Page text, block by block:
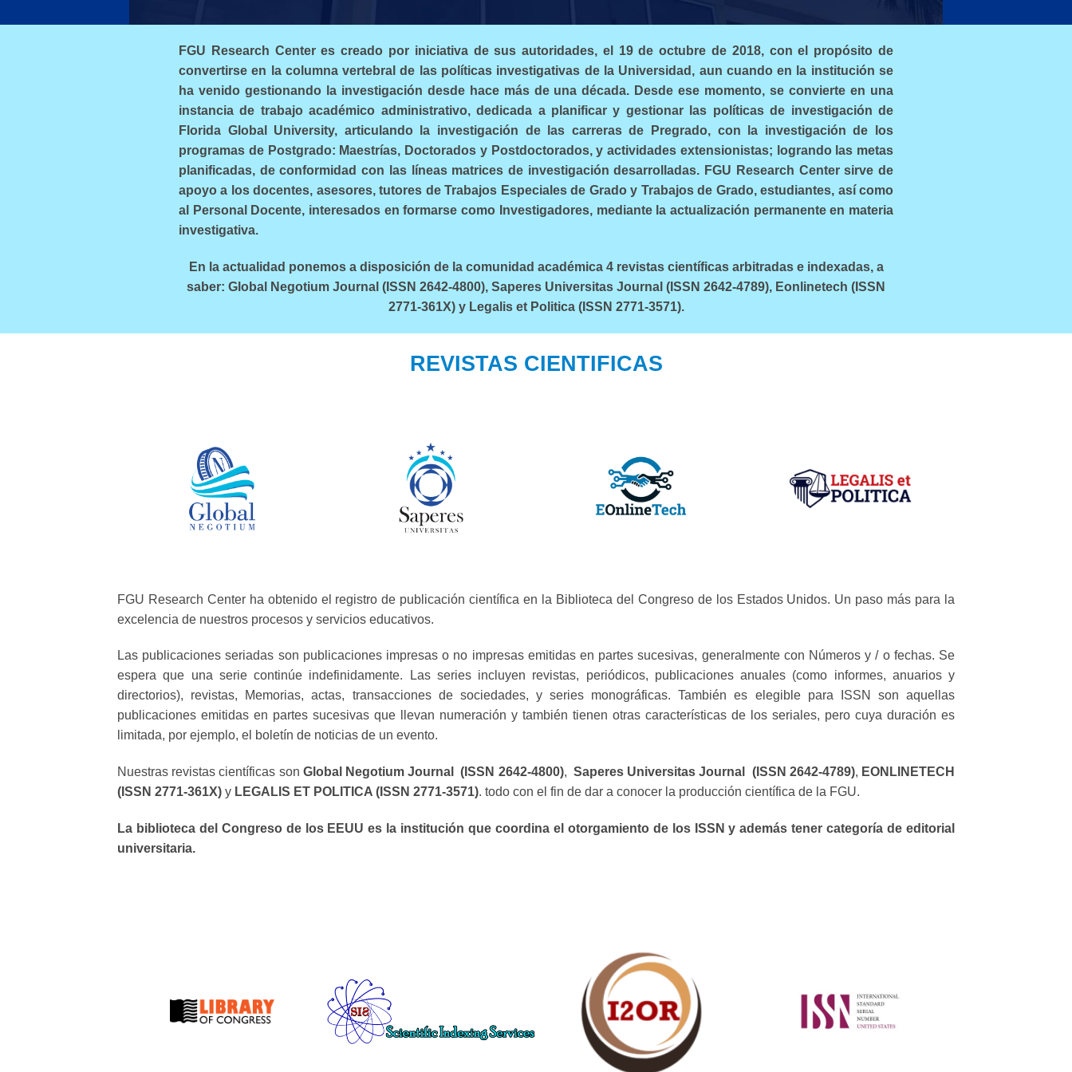
FGU Research Center es creado por iniciativa de sus autoridades, el 19 de octubre de 2018, con el propósito de
convertirse en la columna vertebral de las políticas investigativas de la Universidad, aun cuando en la institución se
ha venido gestionando la investigación desde hace más de una década. Desde ese momento, se convierte en una
instancia de trabajo académico administrativo, dedicada a planificar y gestionar las políticas de investigación de
Florida Global University, articulando la investigación de las carreras de Pregrado, con la investigación de los
programas de Postgrado: Maestrías, Doctorados y Postdoctorados, y actividades extensionistas; logrando las metas
planificadas, de conformidad con las líneas matrices de investigación desarrolladas. FGU Research Center sirve de
apoyo a los docentes, asesores, tutores de Trabajos Especiales de Grado y Trabajos de Grado, estudiantes, así como
al Personal Docente, interesados en formarse como Investigadores, mediante la actualización permanente en materia
investigativa.
En la actualidad ponemos a disposición de la comunidad académica 4 revistas científicas arbitradas e indexadas, a
saber: Global Negotium Journal (ISSN 2642-4800), Saperes Universitas Journal (ISSN 2642-4789), Eonlinetech (ISSN
2771-361X) y Legalis et Politica (ISSN 2771-3571).
REVISTAS CIENTIFICAS
FGU Research Center ha obtenido el registro de publicación científica en la Biblioteca del Congreso de los Estados Unidos. Un paso más para la
excelencia de nuestros procesos y servicios educativos.
Las publicaciones seriadas son publicaciones impresas o no impresas emitidas en partes sucesivas, generalmente con Números y / o fechas. Se
espera que una serie continúe indefinidamente. Las series incluyen revistas, periódicos, publicaciones anuales (como informes, anuarios y
directorios), revistas, Memorias, actas, transacciones de sociedades, y series monográficas. También es elegible para ISSN son aquellas
publicaciones emitidas en partes sucesivas que llevan numeración y también tienen otras características de los seriales, pero cuya duración es
limitada, por ejemplo, el boletín de noticias de un evento.
Nuestras revistas científicas son Global Negotium Journal (ISSN 2642-4800), Saperes Universitas Journal (ISSN 2642-4789), EONLINETECH
(ISSN 2771-361X) y LEGALIS ET POLITICA (ISSN 2771-3571). todo con el fin de dar a conocer la producción científica de la FGU.
La biblioteca del Congreso de los EEUU es la institución que coordina el otorgamiento de los ISSN y además tener categoría de editorial
universitaria.